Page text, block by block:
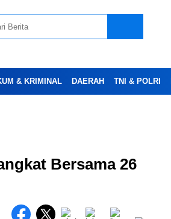
& KRIMINAL DAERAH TNI & POLRI
Bersama 26